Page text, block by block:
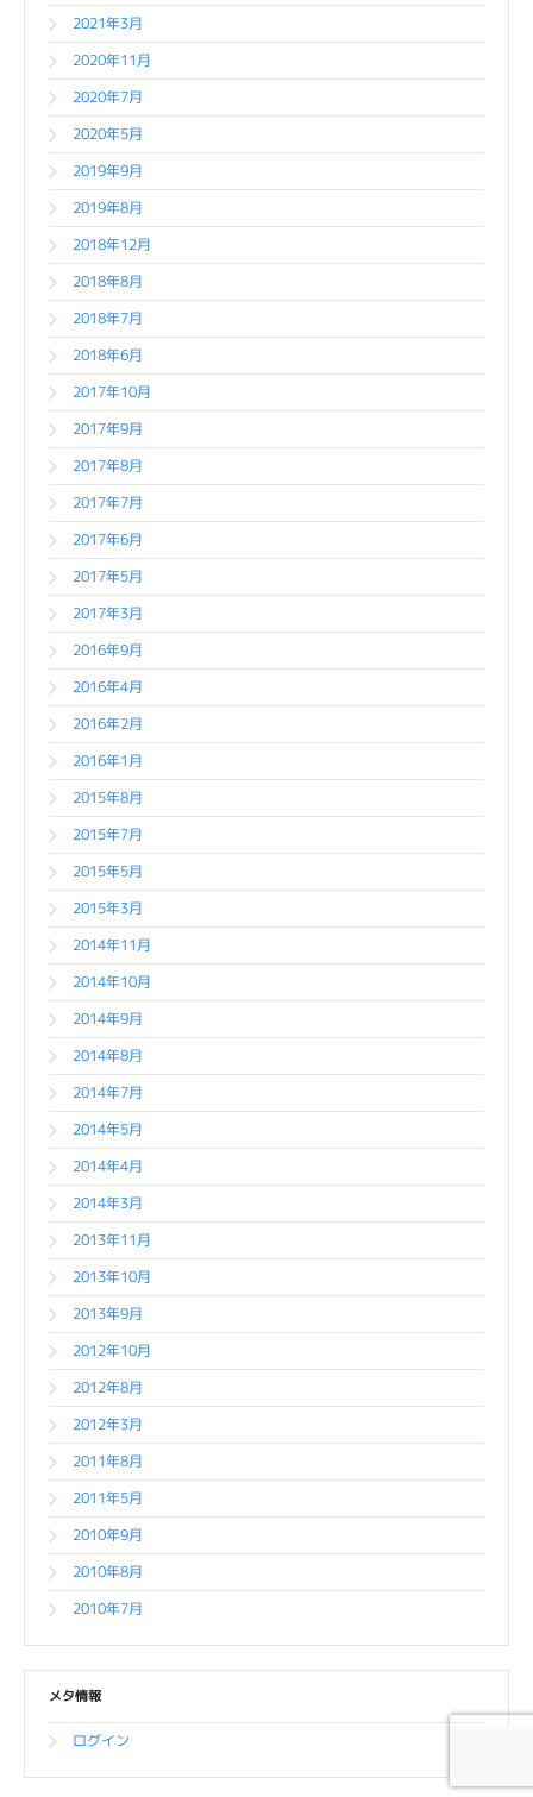
2021年3月
2020年11月
2020年7月
2020年5月
2019年9月
2019年8月
2018年12月
2018年8月
2018年7月
2018年6月
2017年10月
2017年9月
2017年8月
2017年7月
2017年6月
2017年5月
2017年3月
2016年9月
2016年4月
2016年2月
2016年1月
2015年8月
2015年7月
2015年5月
2015年3月
2014年11月
2014年10月
2014年9月
2014年8月
2014年7月
2014年5月
2014年4月
2014年3月
2013年11月
2013年10月
2013年9月
2012年10月
2012年8月
2012年3月
2011年8月
2011年5月
2010年9月
2010年8月
2010年7月
メタ情報
ログイン